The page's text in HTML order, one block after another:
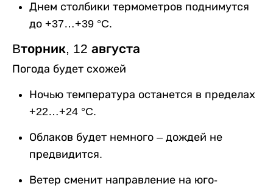
Днем столбики термометров поднимутся
до +37…+39 °C.
Bторник, 12 августа
Погода будет схожей
Ночью температура останется в пределах
+22…+24 °C.
Облаков будет немного – дождей не
предвидится.
Ветер сменит направление на юго-